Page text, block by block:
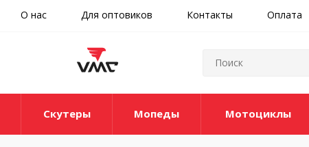
О нас Для оптовиков Контакты Оплата
Скутеры Мопеды Мотоциклы